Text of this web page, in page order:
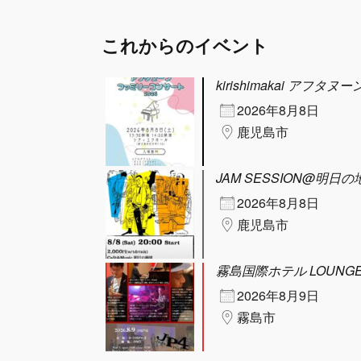
これからのイベント
kirishimakai アフタヌー
2026年8月8日
鹿児島市
JAM SESSION@明日の
2026年8月8日
鹿児島市
霧島国際ホテル
2026年8月9日
霧島市